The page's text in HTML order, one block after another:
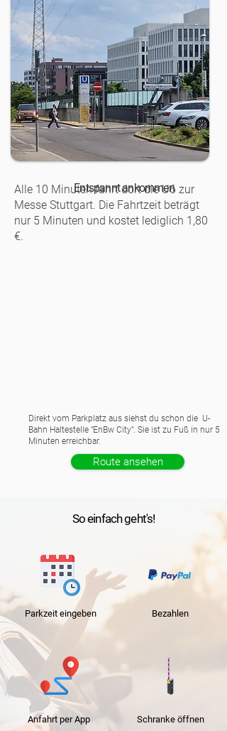
Entspannt ankommen
Alle 10 Minuten fährt dort die U6 zur
Messe Stuttgart. Die Fahrtzeit beträgt
nur 5 Minuten und kostet lediglich 1,80
€.
Direkt vom Parkplatz aus siehst du schon die U-
Bahn Haltestelle "EnBw City". Sie ist zu Fuß in nur 5
Minuten erreichbar.
Route ansehen
So einfach geht's!
Parkzeit eingeben
Anfahrt per App
Bezahlen
Schranke öffnen